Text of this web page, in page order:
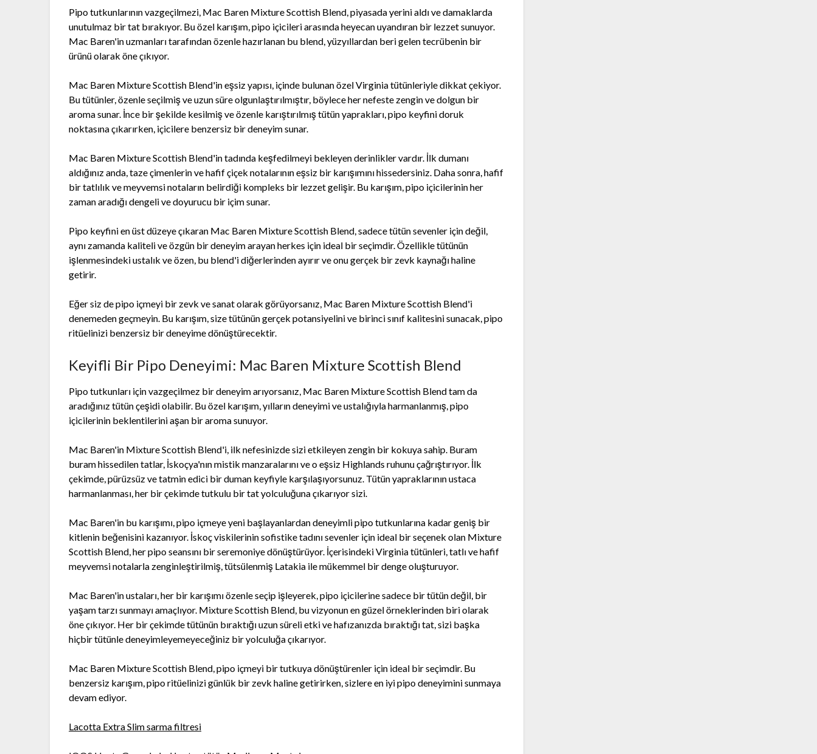
Pipo tutkunlarının vazgeçilmezi, Mac Baren Mixture Scottish Blend, piyasada yerini aldı ve damaklarda
unutulmaz bir tat bırakıyor. Bu özel karışım, pipo içicileri arasında heyecan uyandıran bir lezzet sunuyor.
Mac Baren'in uzmanları tarafından özenle hazırlanan bu blend, yüzyıllardan beri gelen tecrübenin bir
ürünü olarak öne çıkıyor.
Mac Baren Mixture Scottish Blend'in eşsiz yapısı, içinde bulunan özel Virginia tütünleriyle dikkat çekiyor.
Bu tütünler, özenle seçilmiş ve uzun süre olgunlaştırılmıştır, böylece her nefeste zengin ve dolgun bir
aroma sunar. İnce bir şekilde kesilmiş ve özenle karıştırılmış tütün yaprakları, pipo keyfini doruk
noktasına çıkarırken, içicilere benzersiz bir deneyim sunar.
Mac Baren Mixture Scottish Blend'in tadında keşfedilmeyi bekleyen derinlikler vardır. İlk dumanı
aldığınız anda, taze çimenlerin ve hafif çiçek notalarının eşsiz bir karışımını hissedersiniz. Daha sonra, hafif
bir tatlılık ve meyvemsi notaların belirdiği kompleks bir lezzet gelişir. Bu karışım, pipo içicilerinin her
zaman aradığı dengeli ve doyurucu bir içim sunar.
Pipo keyfini en üst düzeye çıkaran Mac Baren Mixture Scottish Blend, sadece tütün sevenler için değil,
aynı zamanda kaliteli ve özgün bir deneyim arayan herkes için ideal bir seçimdir. Özellikle tütünün
işlenmesindeki ustalık ve özen, bu blend'i diğerlerinden ayırır ve onu gerçek bir zevk kaynağı haline
getirir.
Eğer siz de pipo içmeyi bir zevk ve sanat olarak görüyorsanız, Mac Baren Mixture Scottish Blend'i
denemeden geçmeyin. Bu karışım, size tütünün gerçek potansiyelini ve birinci sınıf kalitesini sunacak, pipo
ritüelinizi benzersiz bir deneyime dönüştürecektir.
Keyifli Bir Pipo Deneyimi: Mac Baren Mixture Scottish Blend
Pipo tutkunları için vazgeçilmez bir deneyim arıyorsanız, Mac Baren Mixture Scottish Blend tam da
aradığınız tütün çeşidi olabilir. Bu özel karışım, yılların deneyimi ve ustalığıyla harmanlanmış, pipo
içicilerinin beklentilerini aşan bir aroma sunuyor.
Mac Baren'in Mixture Scottish Blend'i, ilk nefesinizde sizi etkileyen zengin bir kokuya sahip. Buram
buram hissedilen tatlar, İskoçya'nın mistik manzaralarını ve o eşsiz Highlands ruhunu çağrıştırıyor. İlk
çekimde, pürüzsüz ve tatmin edici bir duman keyfiyle karşılaşıyorsunuz. Tütün yapraklarının ustaca
harmanlanması, her bir çekimde tutkulu bir tat yolculuğuna çıkarıyor sizi.
Mac Baren'in bu karışımı, pipo içmeye yeni başlayanlardan deneyimli pipo tutkunlarına kadar geniş bir
kitlenin beğenisini kazanıyor. İskoç viskilerinin sofistike tadını sevenler için ideal bir seçenek olan Mixture
Scottish Blend, her pipo seansını bir seremoniye dönüştürüyor. İçerisindeki Virginia tütünleri, tatlı ve hafif
meyvemsi notalarla zenginleştirilmiş, tütsülenmiş Latakia ile mükemmel bir denge oluşturuyor.
Mac Baren'in ustaları, her bir karışımı özenle seçip işleyerek, pipo içicilerine sadece bir tütün değil, bir
yaşam tarzı sunmayı amaçlıyor. Mixture Scottish Blend, bu vizyonun en güzel örneklerinden biri olarak
öne çıkıyor. Her bir çekimde tütünün bıraktığı uzun süreli etki ve hafızanızda bıraktığı tat, sizi başka
hiçbir tütünle deneyimleyemeyeceğiniz bir yolculuğa çıkarıyor.
Mac Baren Mixture Scottish Blend, pipo içmeyi bir tutkuya dönüştürenler için ideal bir seçimdir. Bu
benzersiz karışım, pipo ritüelinizi günlük bir zevk haline getirirken, sizlere en iyi pipo deneyimini sunmaya
devam ediyor.
Lacotta Extra Slim sarma filtresi